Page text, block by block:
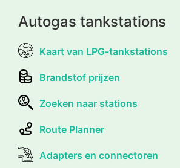
Autogas tankstations
Kaart van LPG-tankstations
Brandstof prijzen
Zoeken naar stations
Route Planner
Adapters en connectoren